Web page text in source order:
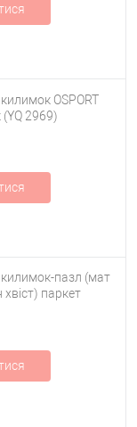
OSPORT
2969)
пазл (мат
хвіст) паркет